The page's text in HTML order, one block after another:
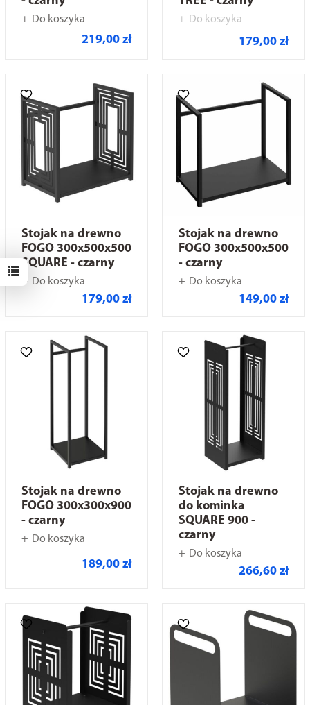
Do koszyka
219,00 zł
Do koszyka
179,00 zł
Stojak na drewno
FOGO 300x500x500
SQUARE - czarny
Do koszyka
179,00 zł
Stojak na drewno
FOGO 300x500x500
- czarny
Do koszyka
149,00 zł
Stojak na drewno
FOGO 300x300x900
- czarny
Do koszyka
189,00 zł
Stojak na drewno
do kominka
SQUARE 900 -
czarny
Do koszyka
266,60 zł